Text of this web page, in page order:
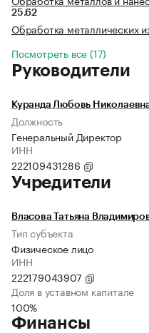
25.62
Обработка металлических
Посмотреть все (17)
Руководители
Куранда Любовь
Должность
Генеральный Директор
ИНН
222109431286
Учредители
Власова Татьяна
Тип субъекта
Физическое лицо
ИНН
222179043907
Доля в уставном капитале
100%
Финансы